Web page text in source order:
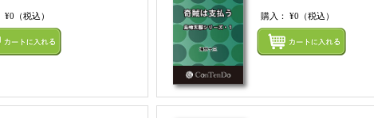
¥0 （税込）
まとめてカートにいれる
購入： ¥0 （税込）